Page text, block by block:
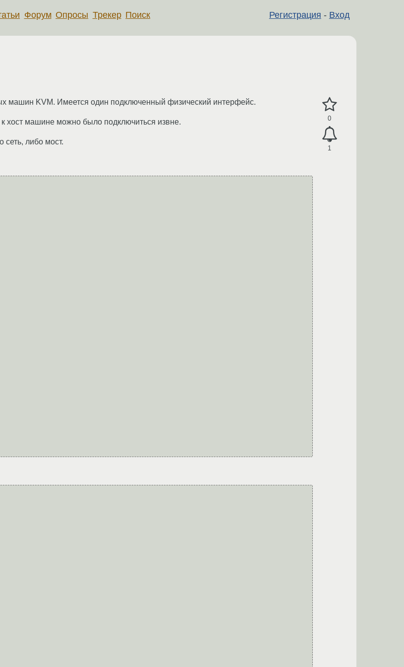
Регистрация - Вход
Форум Опросы Трекер Поиск
0
1
машин KVM. Имеется один подключенный физический интерфейс.
хост машине можно было подключиться извне.
сеть, либо мост.